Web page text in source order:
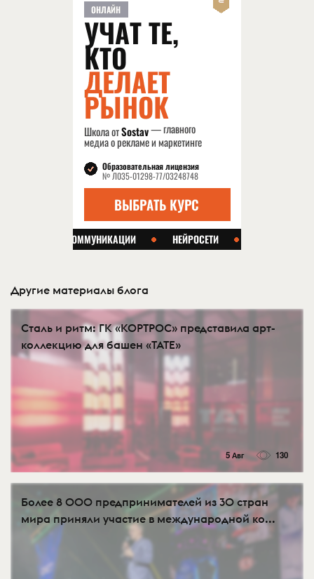
Другие материалы блога
Сталь и ритм: ГК «КОРТРОС» представила арт-
коллекцию для башен «TATE»
5 Авг 130
Более 8 000 предпринимателей из 30 стран
мира приняли участие в международной ко...